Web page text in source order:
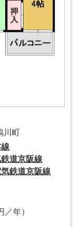
川町
道京阪線
鉄道京阪線
年）